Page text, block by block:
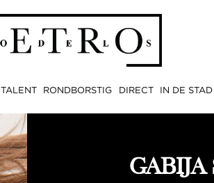
TALENT RONDBORSTIG DIRECT IN DE STAD